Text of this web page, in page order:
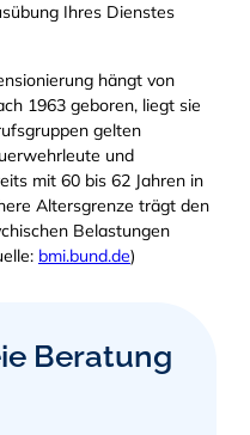
Ihres Dienstes
hängt von
1963 geboren, liegt sie
gelten
und
mit 60 bis 62 Jahren in
Altersgrenze trägt den
Belastungen
bmi.bund.de)
Beratung